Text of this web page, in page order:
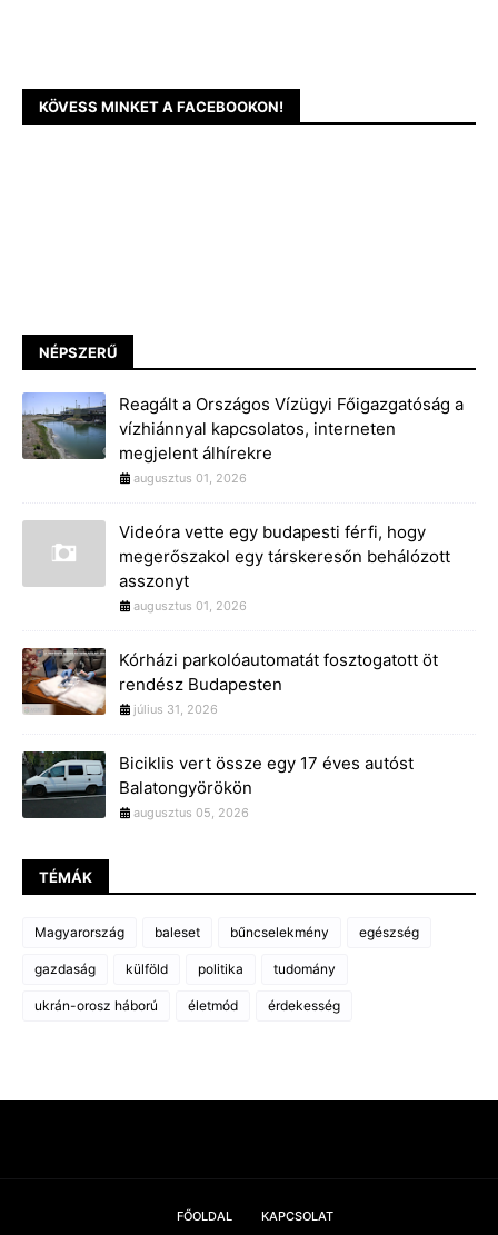
KÖVESS MINKET A FACEBOOKON!
NÉPSZERŰ
Reagált a Országos Vízügyi Főigazgatóság a
vízhiánnyal kapcsolatos, interneten
megjelent álhírekre
augusztus 01, 2026
Videóra vette egy budapesti férfi, hogy
megerőszakol egy társkeresőn behálózott
asszonyt
augusztus 01, 2026
Kórházi parkolóautomatát fosztogatott öt
rendész Budapesten
július 31, 2026
Biciklis vert össze egy 17 éves autóst
Balatongyörökön
augusztus 05, 2026
TÉMÁK
Magyarország baleset bűncselekmény egészség
gazdaság külföld politika tudomány
ukrán-orosz háború életmód érdekesség
FŐOLDAL KAPCSOLAT